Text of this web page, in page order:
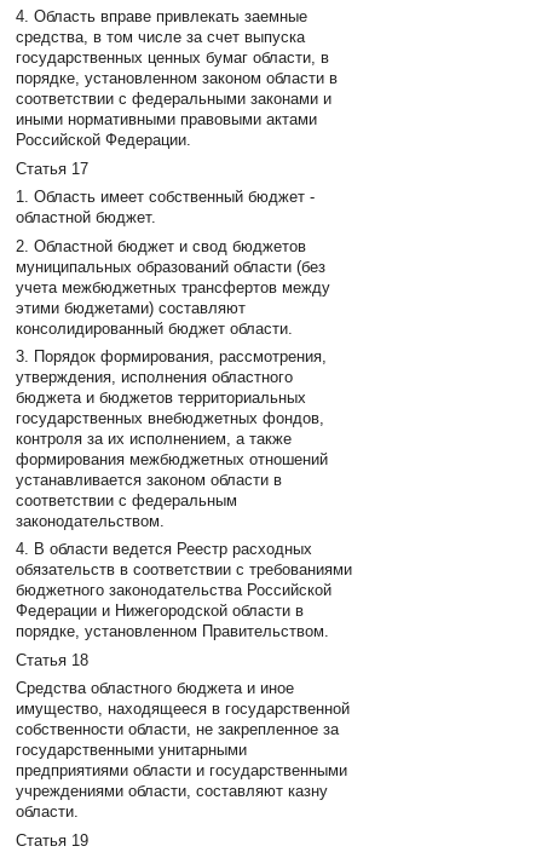
4. Область вправе привлекать заемные
средства, в том числе за счет выпуска
государственных ценных бумаг области, в
порядке, установленном законом области в
соответствии с федеральными законами и
иными нормативными правовыми актами
Российской Федерации.
Статья 17
1. Область имеет собственный бюджет -
областной бюджет.
2. Областной бюджет и свод бюджетов
муниципальных образований области (без
учета межбюджетных трансфертов между
этими бюджетами) составляют
консолидированный бюджет области.
3. Порядок формирования, рассмотрения,
утверждения, исполнения областного
бюджета и бюджетов территориальных
государственных внебюджетных фондов,
контроля за их исполнением, а также
формирования межбюджетных отношений
устанавливается законом области в
соответствии с федеральным
законодательством.
4. В области ведется Реестр расходных
обязательств в соответствии с требованиями
бюджетного законодательства Российской
Федерации и Нижегородской области в
порядке, установленном Правительством.
Статья 18
Средства областного бюджета и иное
имущество, находящееся в государственной
собственности области, не закрепленное за
государственными унитарными
предприятиями области и государственными
учреждениями области, составляют казну
области.
Статья 19